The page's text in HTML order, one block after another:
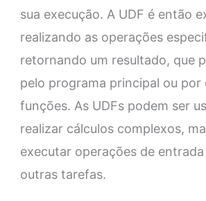
sua execução. A UDF é então
realizando as operações
retornando um resultado, que
pelo programa principal ou por
funções. As UDFs podem ser
realizar cálculos complexos,
executar operações de
outras tarefas.